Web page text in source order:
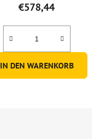
€578,44
IN DEN WARENKORB